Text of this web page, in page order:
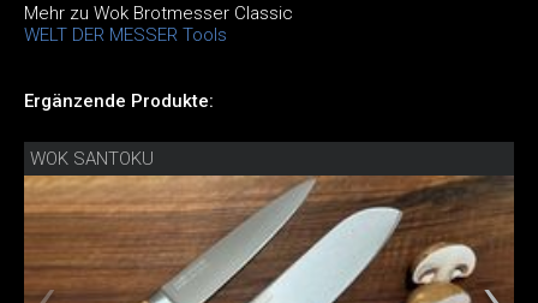
Mehr zu Wok Brotmesser Classic
WELT DER MESSER Tools
Ergänzende Produkte:
WOK SANTOKU